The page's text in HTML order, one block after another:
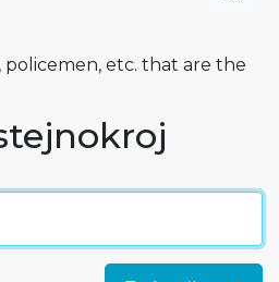
policemen, etc. that are the